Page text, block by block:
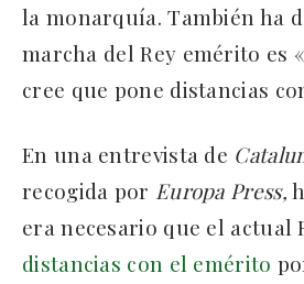
la monarquía. También ha
marcha del Rey emérito es
cree que pone distancias
En una entrevista de
recogida por Europa Press,
era necesario que el actual
distancias con el emérito